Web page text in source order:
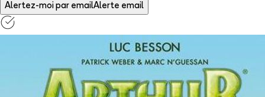
Alertez-moi par emailAlerte email